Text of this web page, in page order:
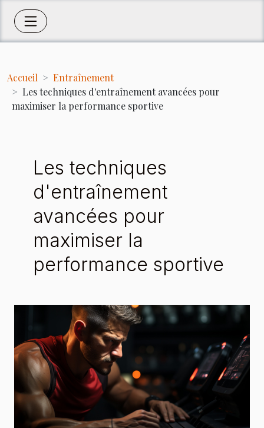
Accueil
Entraînement
Les techniques d'entraînement avancées pour
maximiser la performance sportive
Les techniques
d'entraînement
avancées pour
maximiser la
performance sportive